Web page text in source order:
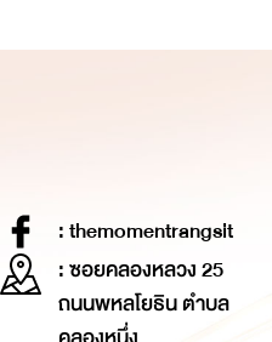
: themomentrangsit
: ซอยคลองหลวง 25
ถนนพหลโยธิน ตำบล